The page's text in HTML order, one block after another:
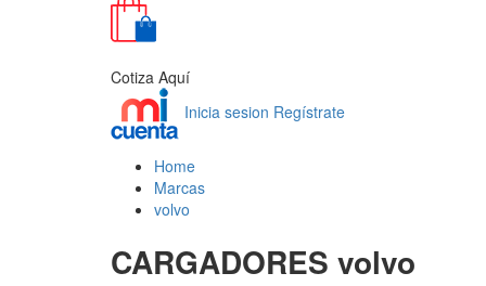
Cotiza Aquí
Inicia sesion Regístrate
Home
Marcas
volvo
CARGADORES volvo